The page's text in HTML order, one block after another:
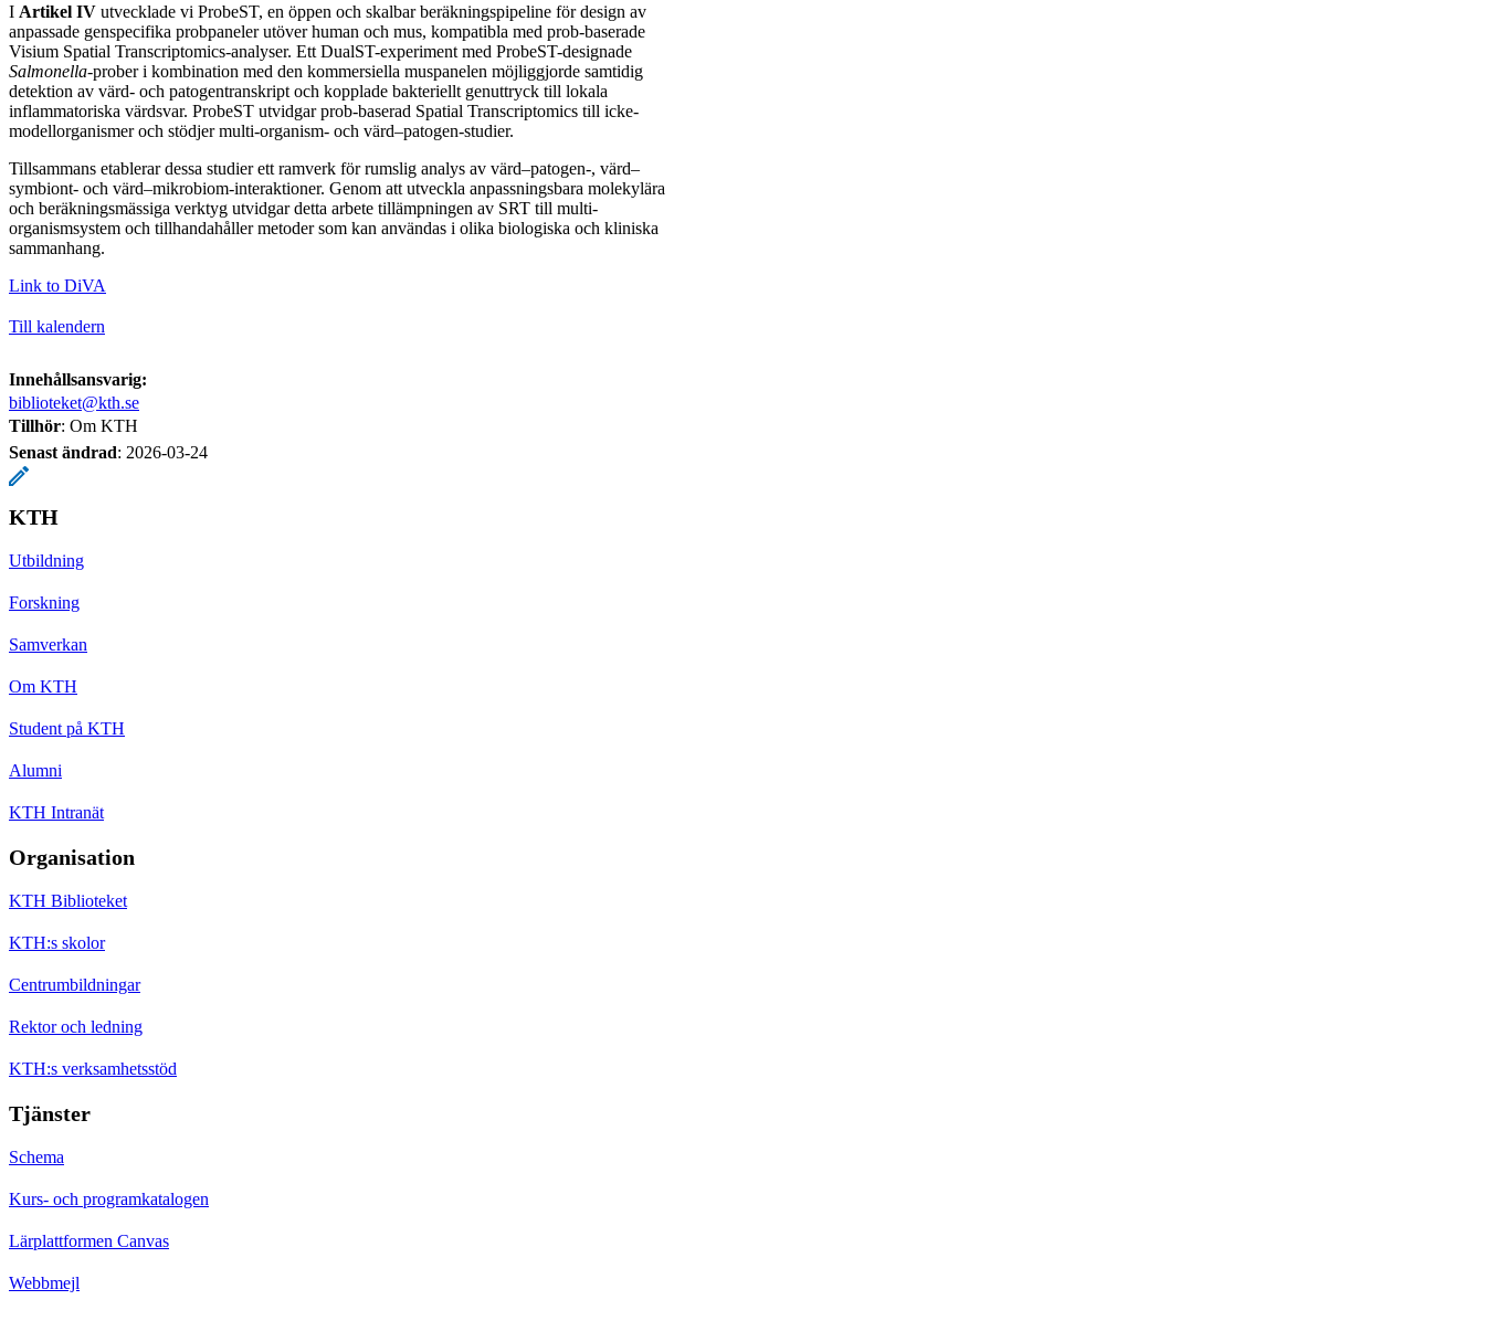
I Artikel IV utvecklade vi ProbeST, en öppen och skalbar beräkningspipeline för design av
anpassade genspecifika probpaneler utöver human och mus, kompatibla med prob-baserade
Visium Spatial Transcriptomics-analyser. Ett DualST-experiment med ProbeST-designade
Salmonella-prober i kombination med den kommersiella muspanelen möjliggjorde samtidig
detektion av värd- och patogentranskript och kopplade bakteriellt genuttryck till lokala
inflammatoriska värdsvar. ProbeST utvidgar prob-baserad Spatial Transcriptomics till icke-
modellorganismer och stödjer multi-organism- och värd–patogen-studier.
Tillsammans etablerar dessa studier ett ramverk för rumslig analys av värd–patogen-, värd–
symbiont- och värd–mikrobiom-interaktioner. Genom att utveckla anpassningsbara molekylära
och beräkningsmässiga verktyg utvidgar detta arbete tillämpningen av SRT till multi-
organismsystem och tillhandahåller metoder som kan användas i olika biologiska och kliniska
sammanhang.
Link to DiVA
Till kalendern
Innehållsansvarig:
biblioteket@kth.se
Tillhör: Om KTH
Senast ändrad: 2026-03-24
KTH
Utbildning
Forskning
Samverkan
Om KTH
Student på KTH
Alumni
KTH Intranät
Organisation
KTH Biblioteket
KTH:s skolor
Centrumbildningar
Rektor och ledning
KTH:s verksamhetsstöd
Tjänster
Schema
Kurs- och programkatalogen
Lärplattformen Canvas
Webbmejl